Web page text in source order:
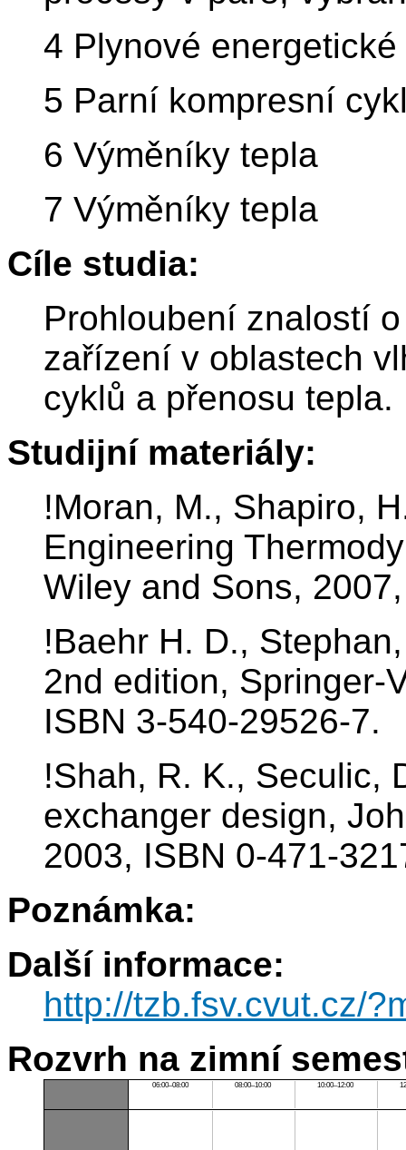
4 Plynové
5 Parní kompresní
6 Výměníky tepla
7 Výměníky tepla
Cíle studia:
Prohloubení znalostí
zařízení v oblastech
cyklů a přenosu tepla.
Studijní materiály:
!Moran, M., Shapiro,
Engineering
Wiley and Sons,
!Baehr H. D.,
2nd edition, Springer-
ISBN 3-540-29526-7.
!Shah, R. K., Seculic,
exchanger design,
2003, ISBN 0-471-
Poznámka:
Další informace:
http://tzb.fsv.cvut.cz/
Rozvrh na zimní
06:00–08:00 08:00–10:00 10:00–12:00